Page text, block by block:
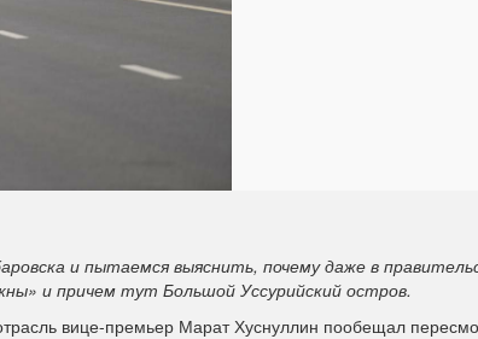
и пытаемся выяснить, почему даже в
и причем тут Большой Уссурийский остров.
вице-премьер Марат Хуснуллин пообещал